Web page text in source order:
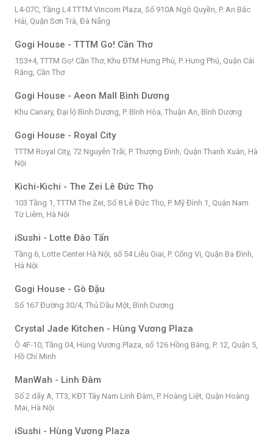
L4-07C, Tầng L4 TTTM Vincom Plaza, Số 910A Ngô Quyền, P. An Bắc
Hải, Quận Sơn Trà, Đà Nẵng
Gogi House - TTTM Go! Cần Thơ
1S3+4, TTTM Go! Cần Thơ, Khu ĐTM Hưng Phú, P. Hưng Phú, Quận Cái
Răng, Cần Thơ
Gogi House - Aeon Mall Bình Dương
Khu Canary, Đại lộ Bình Dương, P. Bình Hòa, Thuận An, Bình Dương
Gogi House - Royal City
TTTM Royal City, 72 Nguyễn Trãi, P. Thượng Đình, Quận Thanh Xuân, Hà
Nội
Kichi-Kichi - The Zei Lê Đức Thọ
103 Tầng 1, TTTM The Zei, Số 8 Lê Đức Thọ, P. Mỹ Đình 1, Quận Nam
Từ Liêm, Hà Nội
iSushi - Lotte Đào Tấn
Tầng 6, Lotte Center Hà Nội, số 54 Liễu Giai, P. Cống Vị, Quận Ba Đình,
Hà Nội
Gogi House - Gò Đậu
Số 167 Đường 30/4, Thủ Dầu Một, Bình Dương
Crystal Jade Kitchen - Hùng Vương Plaza
Ô 4F-10, Tầng 04, Hùng Vương Plaza, số 126 Hồng Bàng, P. 12, Quận 5,
Hồ Chí Minh
ManWah - Linh Đàm
Số 2 dãy A, TT3, KĐT Tây Nam Linh Đàm, P. Hoàng Liệt, Quận Hoàng
Mai, Hà Nội
iSushi - Hùng Vương Plaza